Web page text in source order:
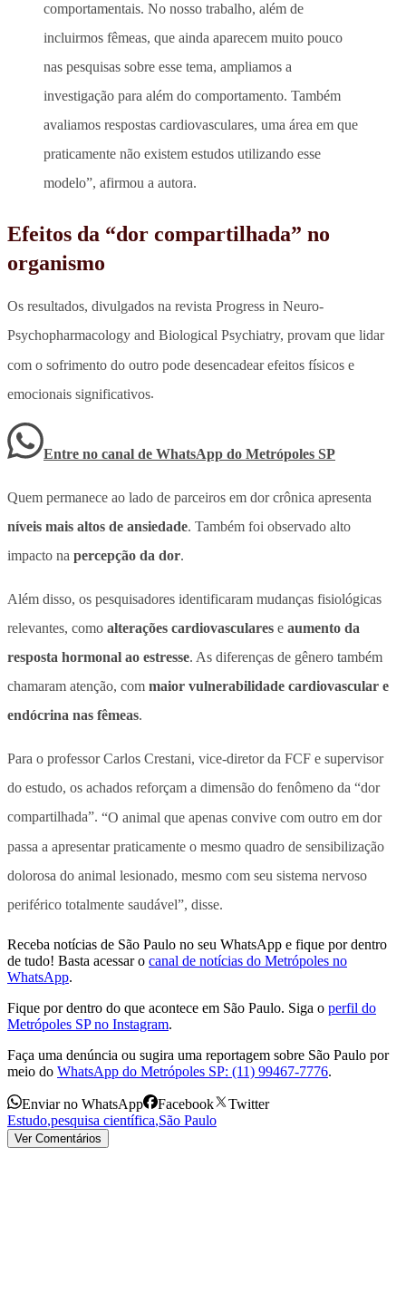
comportamentais. No nosso trabalho, além de
incluirmos fêmeas, que ainda aparecem muito pouco
nas pesquisas sobre esse tema, ampliamos a
investigação para além do comportamento. Também
avaliamos respostas cardiovasculares, uma área em que
praticamente não existem estudos utilizando esse
modelo”, afirmou a autora.
Efeitos da “dor compartilhada” no
organismo
Os resultados, divulgados na revista Progress in Neuro-
Psychopharmacology and Biological Psychiatry, provam que lidar
com o sofrimento do outro pode desencadear efeitos físicos e
emocionais significativos.
Entre no canal de WhatsApp do Metrópoles SP
Quem permanece ao lado de parceiros em dor crônica apresenta
níveis mais altos de ansiedade. Também foi observado alto
impacto na percepção da dor.
Além disso, os pesquisadores identificaram mudanças fisiológicas
relevantes, como alterações cardiovasculares e aumento da
resposta hormonal ao estresse. As diferenças de gênero também
chamaram atenção, com maior vulnerabilidade cardiovascular e
endócrina nas fêmeas.
Para o professor Carlos Crestani, vice-diretor da FCF e supervisor
do estudo, os achados reforçam a dimensão do fenômeno da “dor
compartilhada”. “O animal que apenas convive com outro em dor
passa a apresentar praticamente o mesmo quadro de sensibilização
dolorosa do animal lesionado, mesmo com seu sistema nervoso
periférico totalmente saudável”, disse.
Receba notícias de São Paulo no seu WhatsApp e fique por dentro
de tudo! Basta acessar o canal de notícias do Metrópoles no
WhatsApp.
Fique por dentro do que acontece em São Paulo. Siga o perfil do
Metrópoles SP no Instagram.
Faça uma denúncia ou sugira uma reportagem sobre São Paulo por
meio do WhatsApp do Metrópoles SP: (11) 99467-7776.
Enviar no WhatsApp Facebook
Twitter
Estudo,pesquisa científica,São Paulo
Ver Comentários